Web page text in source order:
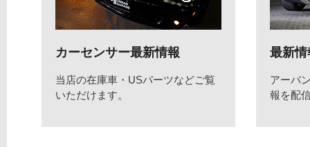
カーセンサー最新情報
当店の在庫車・USパーツなどご覧
いただけます。
最新情
アーバ
報を配